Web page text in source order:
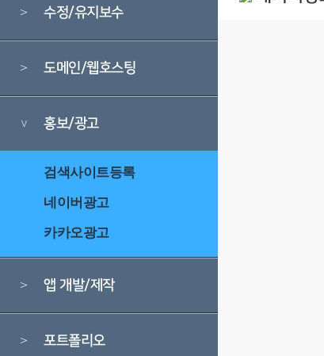
> 수정/유지보수
> 도메인/웹호스팅
> 홍보/광고
검색사이트등록
네이버광고
카카오광고
> 앱 개발/제작
> 포트폴리오